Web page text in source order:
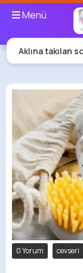
Menü
Aklına takılan
0 Yorum cevseri